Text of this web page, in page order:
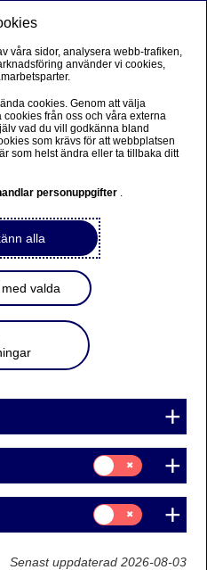
våra sidor, analysera webb-trafiken,
använder vi cookies,
cookies. Genom att välja
cookies från oss och våra externa
vad du vill godkänna bland
som krävs för att webbplatsen
som helst ändra eller ta tillbaka ditt
personuppgifter .
alla
valda
Samtycke
för:
Statistik
Samtycke
för:
Marknadsföring
Senast uppdaterad 2026-08-03